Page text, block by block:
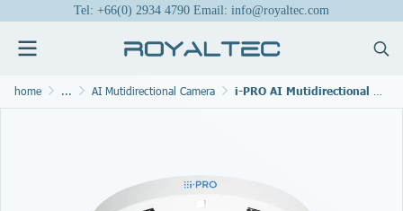
Tel: +66(0) 2934 4790 Email: info@royaltec.com
home ... AI Mutidirectional Camera i-PRO AI Mutidirectional Camera WV-S8574L